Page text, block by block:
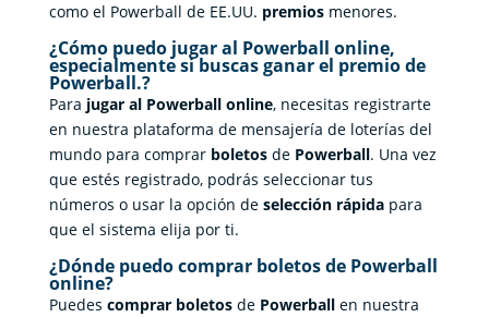
como el Powerball de EE.UU. premiosmenores.
¿Cómo puedo jugar al Powerball online,
especialmente si buscas ganar el premio de
Powerball.?
Para jugar al Powerball online, necesitas registrarte
en nuestra plataforma de mensajería de loterías del
mundo para comprar boletosde Powerball. Una vez
que estés registrado, podrás seleccionar tus
números o usar la opción de selección rápidapara
que el sistema elija por ti.
¿Dónde puedo comprar boletos de Powerball
online?
Puedes comprar boletosde Powerballen nuestra